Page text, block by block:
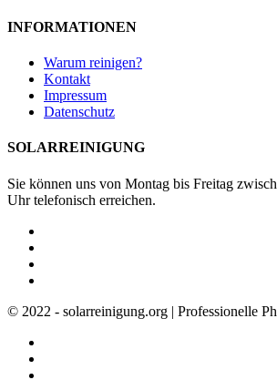
INFORMATIONEN
Warum reinigen?
Kontakt
Impressum
Datenschutz
SOLARREINIGUNG
Sie können uns von Montag bis Freitag
Uhr telefonisch erreichen.
© 2022 - solarreinigung.org | Professionelle